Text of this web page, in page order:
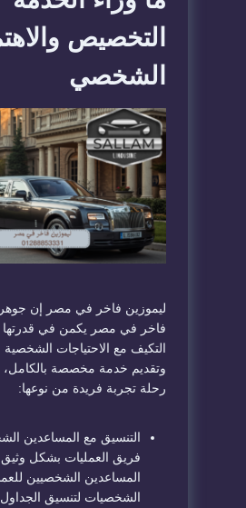
التخصيص
الشخصي
ليموزين فاخر في مصر إن
فاخر في مصر يكمن في قدرتها
التكيف مع الاحتياجات
وتقديم خدمة مخصصة
رحلة تجربة فريدة من نوعها:
التنسيق مع المساعدين
فريق العمليات بشكل
المساعدين الشخصيين
الشخصيات لتنسيق الجداول